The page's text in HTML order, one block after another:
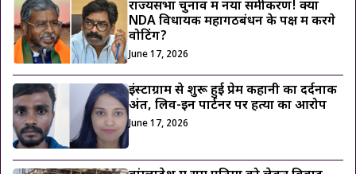
राज्यसभा चुनाव में नया समीकरण! क्या
NDA विधायक महागठबंधन के पक्ष में करेंगे
वोटिंग?
June 17, 2026
इंस्टाग्राम से शुरू हुई प्रेम कहानी का दर्दनाक
अंत, लिव-इन पार्टनर पर हत्या का आरोप
June 17, 2026